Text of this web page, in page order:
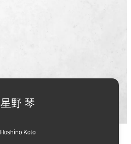
星野 琴
Hoshino Koto